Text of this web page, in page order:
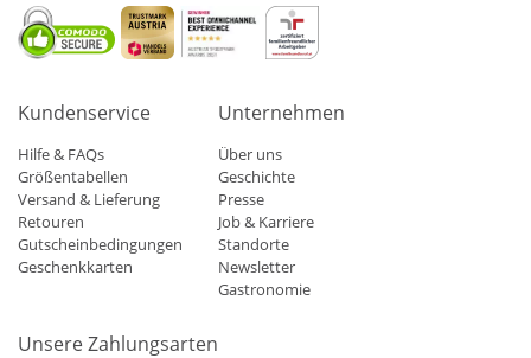
Kundenservice
Hilfe & FAQs
Größentabellen
Versand & Lieferung
Retouren
Gutscheinbedingungen
Geschenkkarten
Unternehmen
Über uns
Geschichte
Presse
Job & Karriere
Standorte
Newsletter
Gastronomie
Unsere Zahlungsarten